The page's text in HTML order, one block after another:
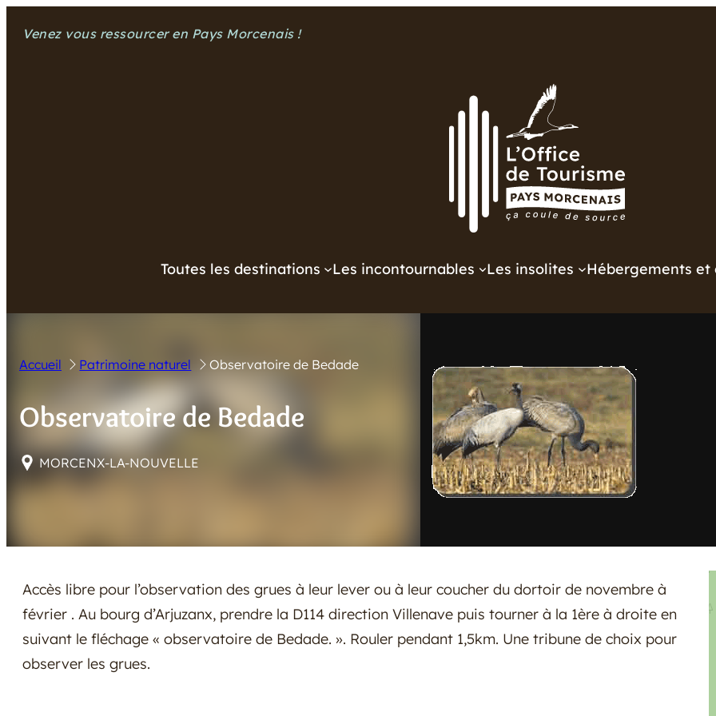
Venez vous ressourcer en Pays Morcenais !
Toutes les destinations Les incontournables Les insolites Hébergements et
Accueil Patrimoine naturel Observatoire de Bedade
Observatoire de Bedade
MORCENX-LA-NOUVELLE
Accès libre pour l’observation des grues à leur lever ou à leur coucher du dortoir de novembre à
février . Au bourg d’Arjuzanx, prendre la D114 direction Villenave puis tourner à la 1ère à droite en
suivant le fléchage « observatoire de Bedade. ». Rouler pendant 1,5km. Une tribune de choix pour
observer les grues.